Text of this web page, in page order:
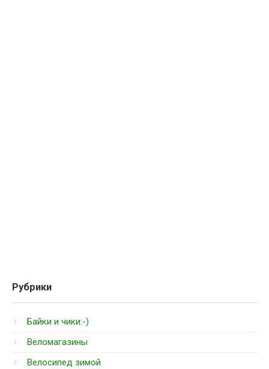
Рубрики
Байки и чики:-)
Веломагазины
Велосипед зимой